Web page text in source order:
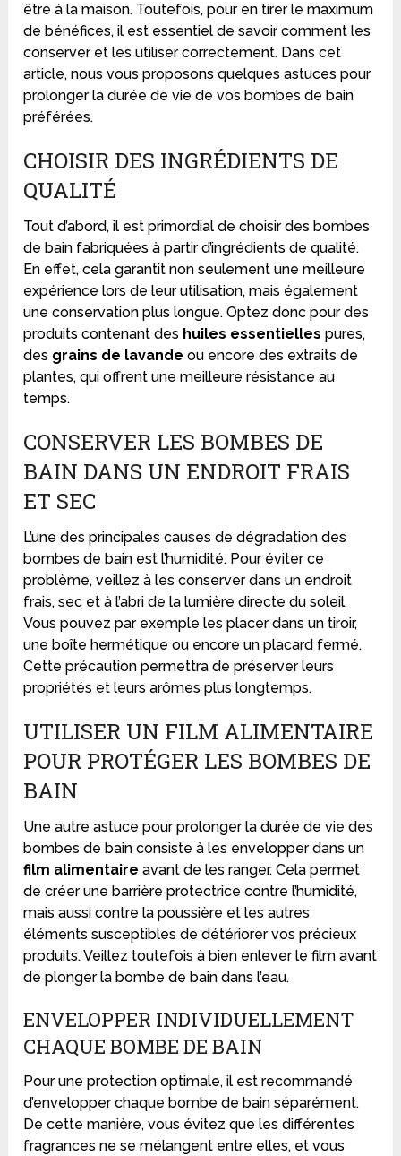
être à la maison. Toutefois, pour en tirer le maximum
de bénéfices, il est essentiel de savoir comment les
conserver et les utiliser correctement. Dans cet
article, nous vous proposons quelques astuces pour
prolonger la durée de vie de vos bombes de bain
préférées.
CHOISIR DES INGRÉDIENTS DE
QUALITÉ
Tout d’abord, il est primordial de choisir des bombes
de bain fabriquées à partir d’ingrédients de qualité.
En effet, cela garantit non seulement une meilleure
expérience lors de leur utilisation, mais également
une conservation plus longue. Optez donc pour des
produits contenant des huiles essentielles pures,
des grains de lavande ou encore des extraits de
plantes, qui offrent une meilleure résistance au
temps.
CONSERVER LES BOMBES DE
BAIN DANS UN ENDROIT FRAIS
ET SEC
L’une des principales causes de dégradation des
bombes de bain est l’humidité. Pour éviter ce
problème, veillez à les conserver dans un endroit
frais, sec et à l’abri de la lumière directe du soleil.
Vous pouvez par exemple les placer dans un tiroir,
une boîte hermétique ou encore un placard fermé.
Cette précaution permettra de préserver leurs
propriétés et leurs arômes plus longtemps.
UTILISER UN FILM ALIMENTAIRE
POUR PROTÉGER LES BOMBES DE
BAIN
Une autre astuce pour prolonger la durée de vie des
bombes de bain consiste à les envelopper dans un
film alimentaire avant de les ranger. Cela permet
de créer une barrière protectrice contre l’humidité,
mais aussi contre la poussière et les autres
éléments susceptibles de détériorer vos précieux
produits. Veillez toutefois à bien enlever le film avant
de plonger la bombe de bain dans l’eau.
ENVELOPPER INDIVIDUELLEMENT
CHAQUE BOMBE DE BAIN
Pour une protection optimale, il est recommandé
d’envelopper chaque bombe de bain séparément.
De cette manière, vous évitez que les différentes
fragrances ne se mélangent entre elles, et vous